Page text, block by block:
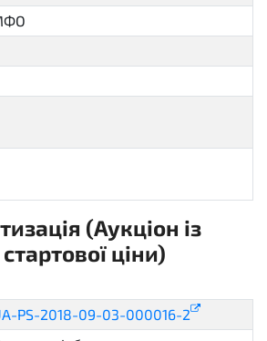
(Аукціон із
ціни)
PS-2018-09-03-000016-2